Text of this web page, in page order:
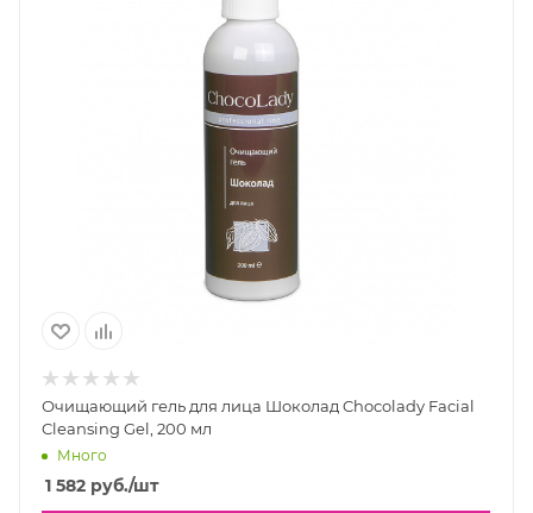
Очищающий гель для лица Шоколад Chocolady Facial
Cleansing Gel, 200 мл
Много
1 582 руб./шт